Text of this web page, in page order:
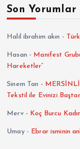
Son Yorumlar
Halil ibrahim akın -
Hasan - Manifest
Hareketler”
Sinem Tan -
Tekstil ile Evinizi
Merv- Koç Burcu
Umay- Ebrar isminin